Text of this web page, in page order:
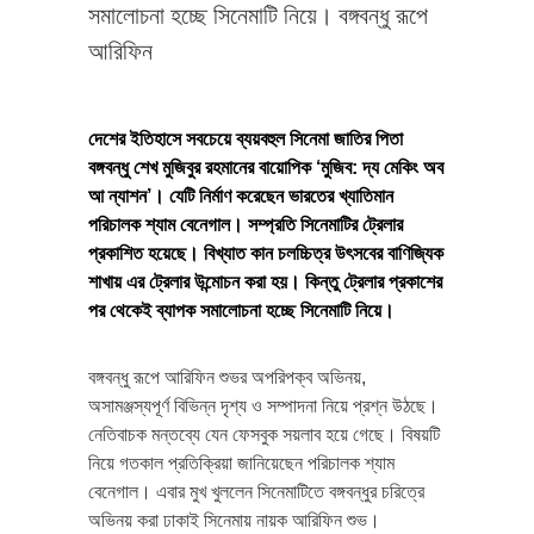
সমালোচনা হচ্ছে সিনেমাটি নিয়ে। বঙ্গবন্ধু রূপে
আরিফিন
দেশের ইতিহাসে সবচেয়ে ব্যয়বহুল সিনেমা জাতির পিতা
বঙ্গবন্ধু শেখ মুজিবুর রহমানের বায়োপিক ‘মুজিব: দ্য মেকিং অব
আ ন্যাশন’। যেটি নির্মাণ করেছেন ভারতের খ্যাতিমান
পরিচালক শ্যাম বেনেগাল। সম্প্রতি সিনেমাটির ট্রেলার
প্রকাশিত হয়েছে। বিখ্যাত কান চলচ্চিত্র উৎসবের বাণিজ্যিক
শাখায় এর ট্রেলার উন্মোচন করা হয়। কিন্তু ট্রেলার প্রকাশের
পর থেকেই ব্যাপক সমালোচনা হচ্ছে সিনেমাটি নিয়ে।
বঙ্গবন্ধু রূপে আরিফিন শুভর অপরিপক্ব অভিনয়,
অসামঞ্জস্যপূর্ণ বিভিন্ন দৃশ্য ও সম্পাদনা নিয়ে প্রশ্ন উঠছে।
নেতিবাচক মন্তব্যে যেন ফেসবুক সয়লাব হয়ে গেছে। বিষয়টি
নিয়ে গতকাল প্রতিক্রিয়া জানিয়েছেন পরিচালক শ্যাম
বেনেগাল। এবার মুখ খুললেন সিনেমাটিতে বঙ্গবন্ধুর চরিত্রে
অভিনয় করা ঢাকাই সিনেমায় নায়ক আরিফিন শুভ।